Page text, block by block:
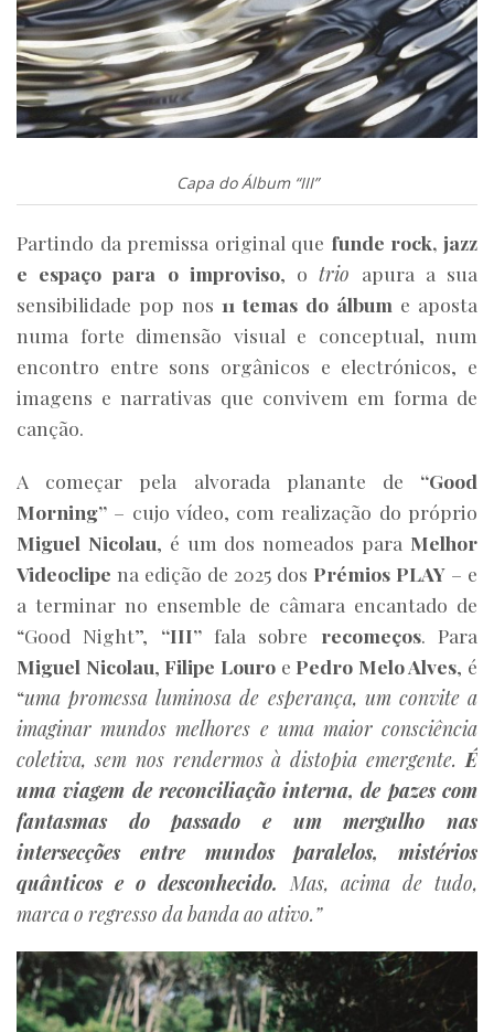
Capa do Álbum “III”
Partindo da premissa original que funde rock, jazz
e espaço para o improviso, o trio apura a sua
sensibilidade pop nos 11 temas do álbum e aposta
numa forte dimensão visual e conceptual, num
encontro entre sons orgânicos e electrónicos, e
imagens e narrativas que convivem em forma de
canção.
A começar pela alvorada planante de “Good
Morning” – cujo vídeo, com realização do próprio
Miguel Nicolau, é um dos nomeados para Melhor
Videoclipe na edição de 2025 dos Prémios PLAY – e
a terminar no ensemble de câmara encantado de
“Good Night”, “III”fala sobre recomeços. Para
Miguel Nicolau, Filipe Louroe Pedro Melo Alves, é
“uma promessa luminosa de esperança, um convite a
imaginar mundos melhores e uma maior consciência
coletiva, sem nos rendermos à distopia emergente. É
uma viagem de reconciliação interna, de pazes com
fantasmas do passado e um mergulho nas
intersecções entre mundos paralelos, mistérios
quânticos e o desconhecido. Mas, acima de tudo,
marca o regresso da banda ao ativo.”